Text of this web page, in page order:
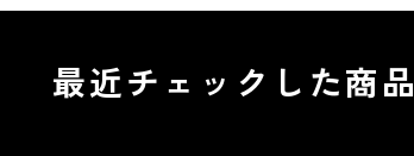
最近チェックした商品